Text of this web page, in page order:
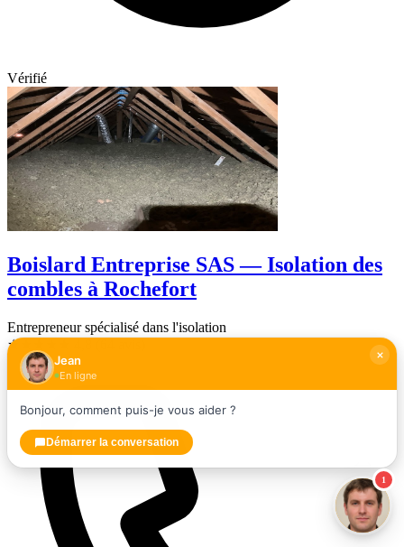
Vérifié
Boislard Entreprise SAS — Isolation des
combles à Rochefort
Entrepreneur spécialisé dans l'isolation
★★★★★
1
Jean
En ligne
Bonjour, comment puis-je vous aider ?
Démarrer la conversation